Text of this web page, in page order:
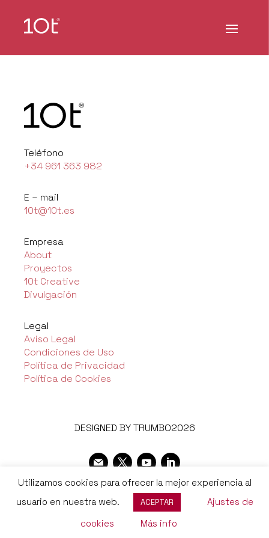
Teléfono
+34 961 363 982
E – mail
10t@10t.es
Empresa
About
Proyectos
10t Creative
Divulgación
Legal
Aviso Legal
Condiciones de Uso
Política de Privacidad
Política de Cookies
DESIGNED BY TRUMBO2026
Utilizamos cookies para ofrecer la mejor experiencia al
usuario en nuestra web.
ACEPTAR
Ajustes de
cookies
Más info